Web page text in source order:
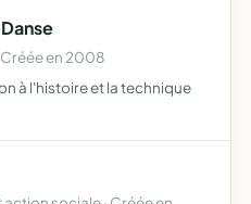
Créée en 2008
à l'histoire et la technique